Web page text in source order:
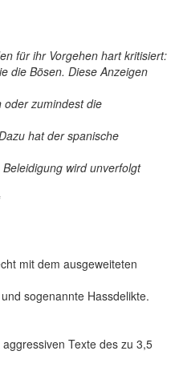
für ihr Vorgehen hart kritisiert:
die Bösen. Diese Anzeigen
oder zumindest die
hat der spanische
wird unverfolgt
mit dem ausgeweiteten
sogenannte Hassdelikte.
Texte des zu 3,5